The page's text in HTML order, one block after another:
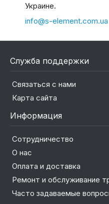
Украине.
info@s-element.com.ua
Служба поддержки
Связаться с нами
Карта сайта
Информация
Сотрудничество
О нас
Оплата и доставка
Ремонт и обслуживание
Часто задаваемые